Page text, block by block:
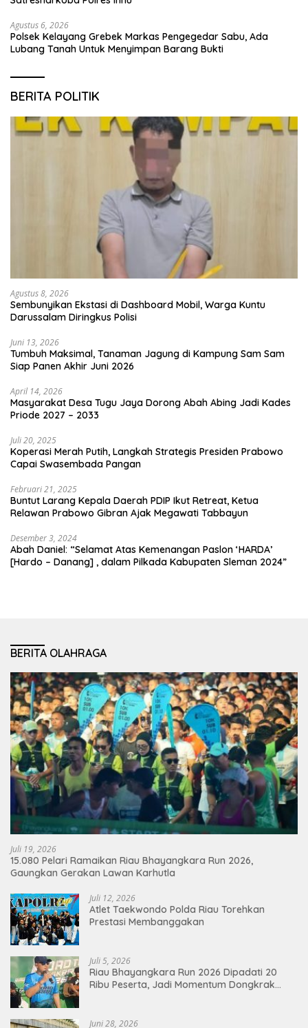
Agustus 6, 2026
Polsek Kelayang Grebek Markas Pengegedar Sabu, Ada
Lubang Tanah Untuk Menyimpan Barang Bukti
BERITA POLITIK
Agustus 8, 2026
Sembunyikan Ekstasi di Dashboard Mobil, Warga Kuntu
Darussalam Diringkus Polisi
Juni 13, 2026
Tumbuh Maksimal, Tanaman Jagung di Kampung Sam Sam
Siap Panen Akhir Juni 2026
April 14, 2026
Masyarakat Desa Tugu Jaya Dorong Abah Abing Jadi Kades
Priode 2027 – 2033
Juli 20, 2025
Koperasi Merah Putih, Langkah Strategis Presiden Prabowo
Capai Swasembada Pangan
Februari 21, 2025
Buntut Larang Kepala Daerah PDIP Ikut Retreat, Ketua
Relawan Prabowo Gibran Ajak Megawati Tabbayun
Desember 3, 2024
Abah Daniel: “Selamat Atas Kemenangan Paslon ‘HARDA’
[Hardo – Danang] , dalam Pilkada Kabupaten Sleman 2024”
BERITA OLAHRAGA
Juli 19, 2026
15.080 Pelari Ramaikan Riau Bhayangkara Run 2026,
Gaungkan Gerakan Lawan Karhutla
Juli 12, 2026
Atlet Taekwondo Polda Riau Torehkan
Prestasi Membanggakan
Juli 5, 2026
Riau Bhayangkara Run 2026 Dipadati 20
Ribu Peserta, Jadi Momentum Dongkrak
Juni 28, 2026